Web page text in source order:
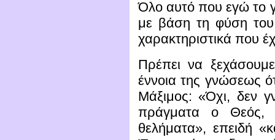
Όλο αυτό που εγώ το
με βάση τη φύση
χαρακτηριστικά που
Πρέπει να
έννοια της γνώσεως
Μάξιμος: «Όχι, δεν
πράγματα ο Θεός,
θελήματα», επειδή